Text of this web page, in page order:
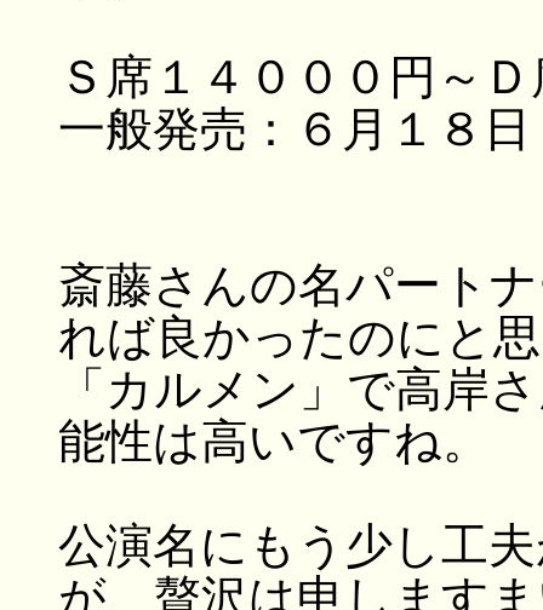
Ｓ席１４０００円～
一般発売：６月１８
斎藤さんの名パート
れば良かったのにと
「カルメン」で高岸
能性は高いですね。
公演名にもう少し工
が、贅沢は申します